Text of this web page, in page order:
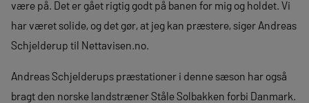
være på. Det er gået rigtig godt på banen for mig og holdet. Vi
har været solide, og det gør, at jeg kan præstere, siger Andreas
Schjelderup til Nettavisen.no.
Andreas Schjelderups præstationer i denne sæson har også
bragt den norske landstræner Ståle Solbakken forbi Danmark.